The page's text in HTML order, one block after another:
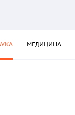
МЕДИЦИНА